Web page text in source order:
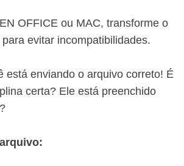
OFFICE ou MAC, transforme o
evitar incompatibilidades.
está enviando o arquivo correto! É
certa? Ele está preenchido